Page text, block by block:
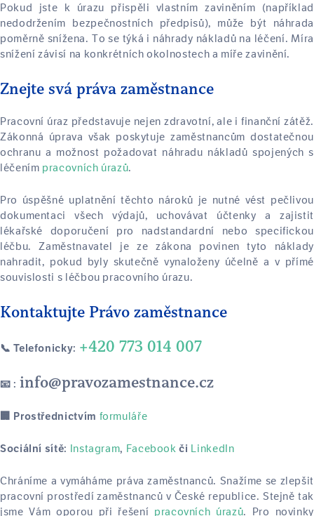
Pokud jste k úrazu přispěli vlastním zaviněním (například
nedodržením bezpečnostních předpisů), může být náhrada
poměrně snížena. To se týká i náhrady nákladů na léčení. Míra
snížení závisí na konkrétních okolnostech a míře zavinění.
Znejte svá práva zaměstnance
Pracovní úraz představuje nejen zdravotní, ale i finanční zátěž.
Zákonná úprava však poskytuje zaměstnancům dostatečnou
ochranu a možnost požadovat náhradu nákladů spojených s
léčením pracovních úrazů.
Pro úspěšné uplatnění těchto nároků je nutné vést pečlivou
dokumentaci všech výdajů, uchovávat účtenky a zajistit
lékařské doporučení pro nadstandardní nebo specifickou
léčbu. Zaměstnavatel je ze zákona povinen tyto náklady
nahradit, pokud byly skutečně vynaloženy účelně a v přímé
souvislosti s léčbou pracovního úrazu.
Kontaktujte Právo zaměstnance
📞 Telefonicky: +420 773 014 007
📧 : info@pravozamestnance.cz
🏢 Prostřednictvím formuláře
Sociální sítě: Instagram, Facebook či LinkedIn
Chráníme a vymáháme práva zaměstnanců. Snažíme se zlepšit
pracovní prostředí zaměstnanců v České republice. Stejně tak
jsme Vám oporou při řešení pracovních úrazů. Pro novinky